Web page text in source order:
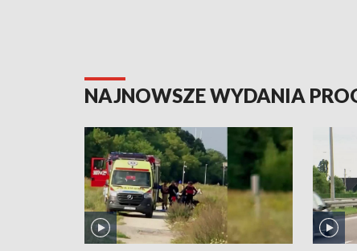
NAJNOWSZE WYDANIA